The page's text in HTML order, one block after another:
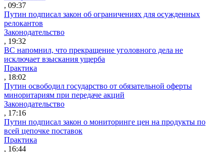
, 09:37
Путин подписал закон об ограничениях для осужденных
релокантов
Законодательство
, 19:32
ВС напомнил, что прекращение уголовного дела не
исключает взыскания ущерба
Практика
, 18:02
Путин освободил государство от обязательной оферты
миноритариям при передаче акций
Законодательство
, 17:16
Путин подписал закон о мониторинге цен на продукты по
всей цепочке поставок
Практика
, 16:44